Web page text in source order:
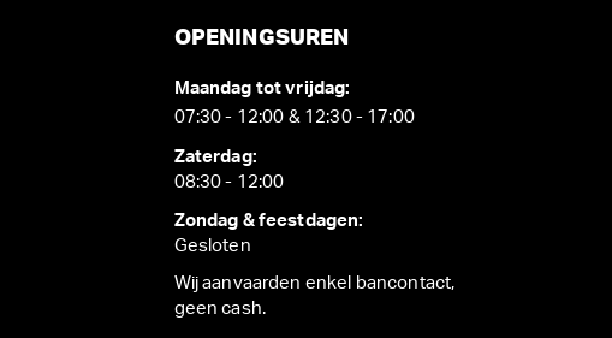
OPENINGSUREN
Maandag tot vrijdag:
07:30 - 12:00 & 12:30 - 17:00
Zaterdag:
08:30 - 12:00
Zondag & feestdagen:
Gesloten
Wij aanvaarden enkel bancontact,
geen cash.